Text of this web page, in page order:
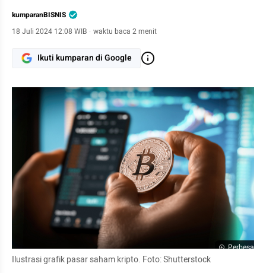
kumparanBISNIS
18 Juli 2024 12:08 WIB · waktu baca 2 menit
Ikuti kumparan di Google
Perbesar
Ilustrasi grafik pasar saham kripto. Foto: Shutterstock